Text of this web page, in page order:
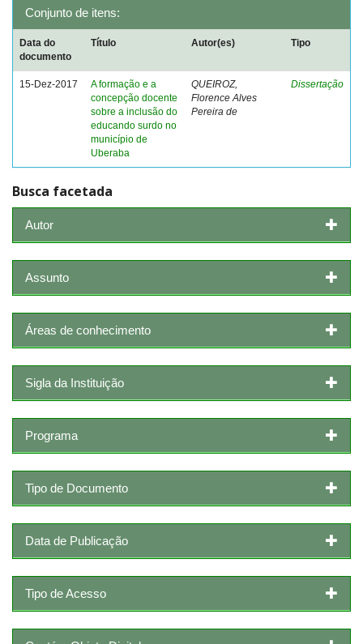
Conjunto de itens:
Data do
documento
Título Autor(es) Tipo
15-Dez-2017
A formação e a
concepção docente
sobre a inclusão do
educando surdo no
município de
Uberaba
QUEIROZ,
Florence Alves
Pereira de
Dissertação
Busca facetada
Autor
Assunto
Áreas de conhecimento
Sigla da Instituição
Programa
Tipo de Documento
Data de Publicação
Tipo de Acesso